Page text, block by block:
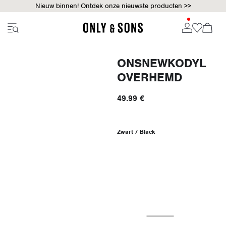
Nieuw binnen! Ontdek onze nieuwste producten >>
ONSNEWKODYL
OVERHEMD
49.99 €
Zwart / Black